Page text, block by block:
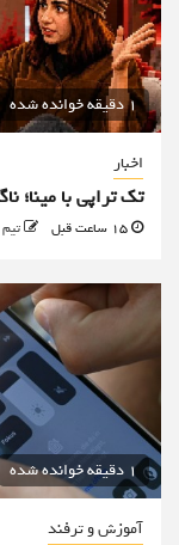
1 دقیقه خوانده شده
اخبار
تک تراپی با مینا؛
1 دقیقه خوانده شده
آموزش و ترفند